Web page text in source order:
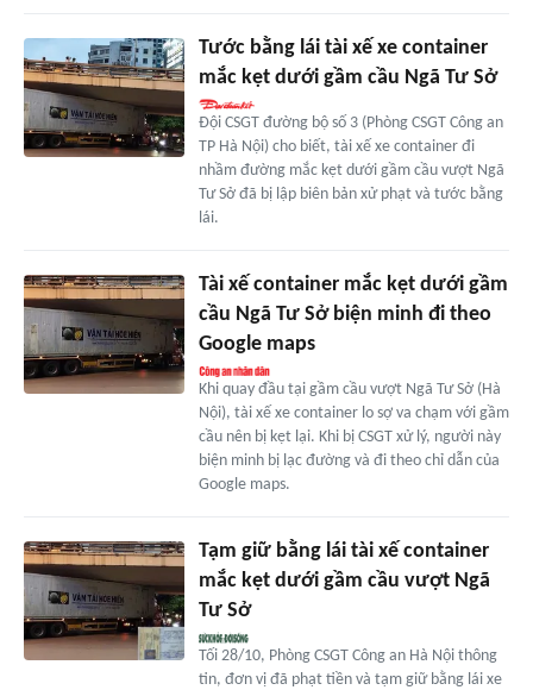
Tước bằng lái tài xế xe container
mắc kẹt dưới gầm cầu Ngã Tư Sở
Đội CSGT đường bộ số 3 (Phòng CSGT Công an
TP Hà Nội) cho biết, tài xế xe container đi
nhầm đường mắc kẹt dưới gầm cầu vượt Ngã
Tư Sở đã bị lập biên bản xử phạt và tước bằng
lái.
Tài xế container mắc kẹt dưới gầm
cầu Ngã Tư Sở biện minh đi theo
Google maps
Khi quay đầu tại gầm cầu vượt Ngã Tư Sở (Hà
Nội), tài xế xe container lo sợ va chạm với gầm
cầu nên bị kẹt lại. Khi bị CSGT xử lý, người này
biện minh bị lạc đường và đi theo chỉ dẫn của
Google maps.
Tạm giữ bằng lái tài xế container
mắc kẹt dưới gầm cầu vượt Ngã
Tư Sở
Tối 28/10, Phòng CSGT Công an Hà Nội thông
tin, đơn vị đã phạt tiền và tạm giữ bằng lái xe